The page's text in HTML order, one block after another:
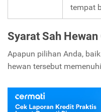
tempat
Syarat Sah
Apapun pilihan Anda,
hewan tersebut